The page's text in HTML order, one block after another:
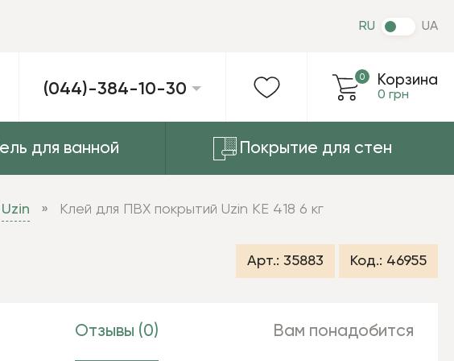
(044)-384-10-30
Корзина
0 грн
0
RU UA
для ванной Покрытие для стен
Uzin Клей для ПВХ покрытий Uzin KE 418 6 кг
Арт.: 35883 Код.: 46955
Отзывы (0) Вам понадобится